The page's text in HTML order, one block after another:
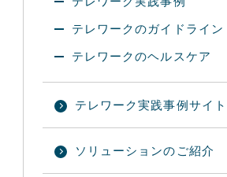
テレワークのガイドライン
テレワークのヘルスケア
テレワーク実践事例サイト
ソリューションのご紹介